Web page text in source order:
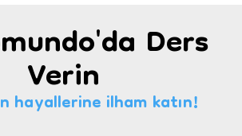
Ders
Verin
hayallerine ilham katın!